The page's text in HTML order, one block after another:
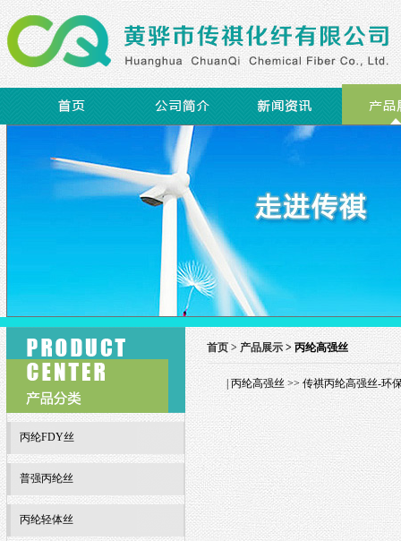
首页 > 产品展示 > 丙纶高强丝
丙纶高强丝>> 传祺丙纶高强丝-环
丙纶FDY丝
普强丙纶丝
丙纶轻体丝